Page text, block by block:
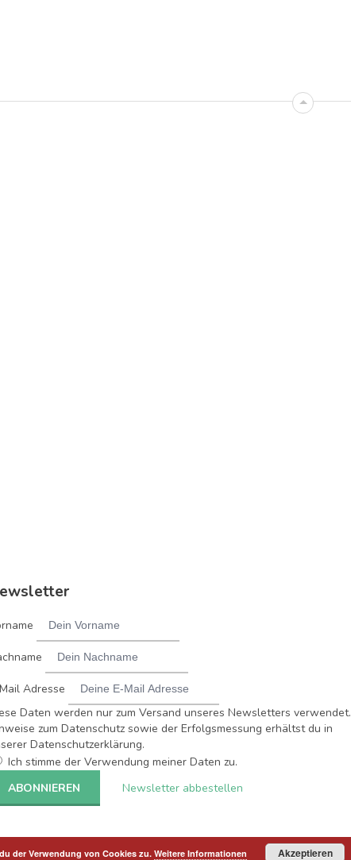
Adresse
Daten werden nur zum Versand unseres Newsletters verwendet.
zum Datenschutz sowie der Erfolgsmessung erhältst du in
Datenschutzerklärung.
Ich stimme der Verwendung meiner Daten zu.
Newsletter abbestellen
der Verwendung von Cookies zu.Weitere Informationen Akzeptieren